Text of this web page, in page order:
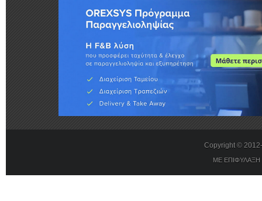
Copyright ©
ΜΕ